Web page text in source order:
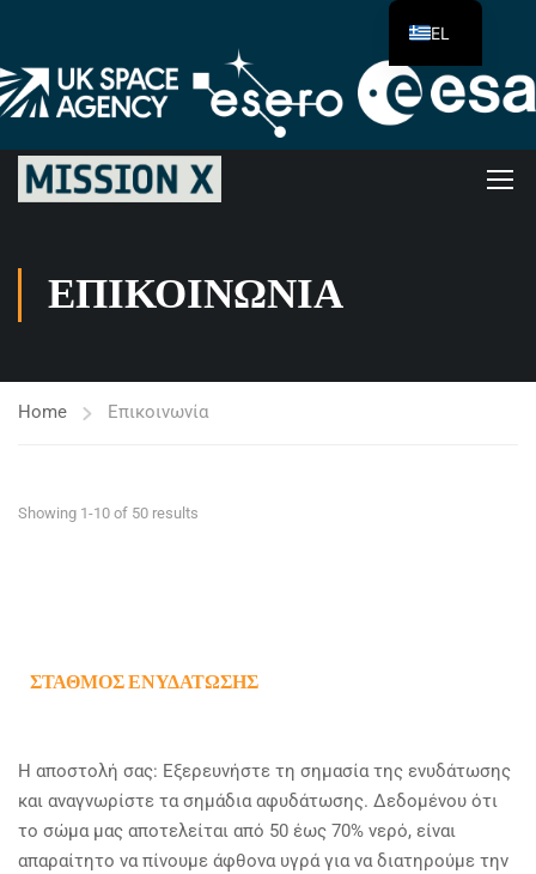
ΕΠΙΚΟΙΝΩΝΊΑ
Home Επικοινωνία
Showing 1-10 of 50 results
ΣΤΑΘΜΌΣ ΕΝΥΔΆΤΩΣΗΣ
Η αποστολή σας: Εξερευνήστε τη σημασία της ενυδάτωσης
και αναγνωρίστε τα σημάδια αφυδάτωσης. Δεδομένου ότι
το σώμα μας αποτελείται από 50 έως 70% νερό, είναι
απαραίτητο να πίνουμε άφθονα υγρά για να διατηρούμε την
EL